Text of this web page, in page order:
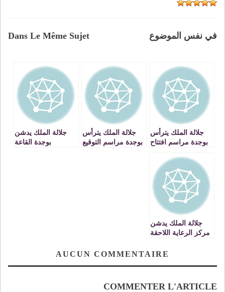
Dans Le Même Sujet في نفس الموضوع
جلالة الملك يترأس
بوجدة مراسم افتتاح
الثانية للطاقة
جلالة الملك يترأس
بوجدة مراسم التوقيع
جلالة الملك يدشن
بوجدة القاعة
جلالة الملك يدشن
مركز الرعاية اللاحقة
تشييده بكلفة ثلاثةAUCUN COMMENTAIRE
COMMENTER L'ARTICLE